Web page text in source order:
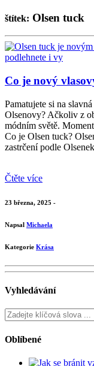
štítek: Olsen tuck
Co je nový
Pamatujete si na
Olsenovy? Ačkoliv z
módním světě.
Co je Olsen tuck?
zastrčení podle
Čtěte více
23 března, 2025 -
Napsal Michaela
Kategorie Krása
Vyhledávání
Oblíbené